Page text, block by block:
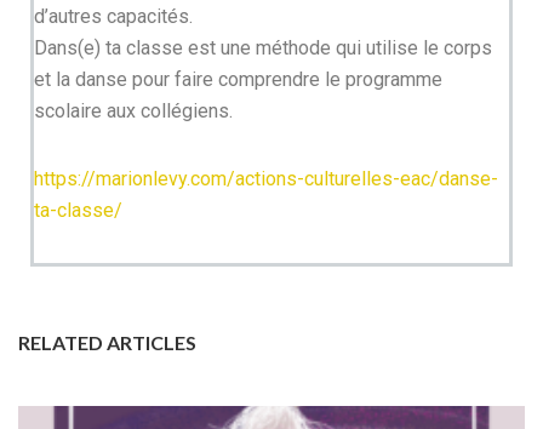
d’autres capacités.
Dans(e) ta classe est une méthode qui utilise le corps
et la danse pour faire comprendre le programme
scolaire aux collégiens.
https://marionlevy.com/actions-culturelles-eac/danse-
ta-classe/
RELATED ARTICLES